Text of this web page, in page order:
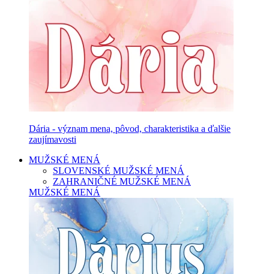
Dária - význam mena, pôvod, charakteristika a ďalšie
zaujímavosti
MUŽSKÉ MENÁ
SLOVENSKÉ MUŽSKÉ MENÁ
ZAHRANIČNÉ MUŽSKÉ MENÁ
MUŽSKÉ MENÁ